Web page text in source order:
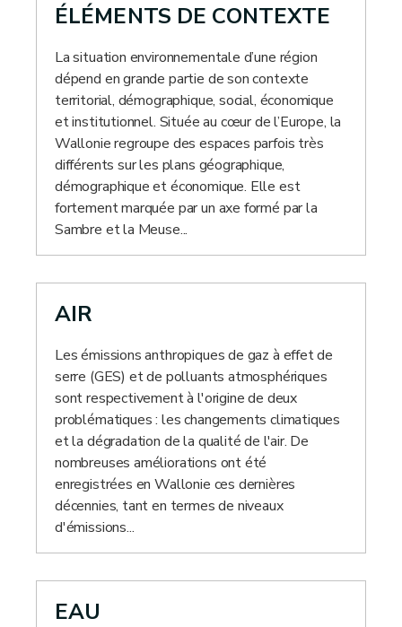
ÉLÉMENTS DE CONTEXTE
La situation environnementale d’une région
dépend en grande partie de son contexte
territorial, démographique, social, économique
et institutionnel. Située au cœur de l’Europe, la
Wallonie regroupe des espaces parfois très
différents sur les plans géographique,
démographique et économique. Elle est
fortement marquée par un axe formé par la
Sambre et la Meuse...
AIR
Les émissions anthropiques de gaz à effet de
serre (GES) et de polluants atmosphériques
sont respectivement à l'origine de deux
problématiques : les changements climatiques
et la dégradation de la qualité de l'air. De
nombreuses améliorations ont été
enregistrées en Wallonie ces dernières
décennies, tant en termes de niveaux
d'émissions...
EAU